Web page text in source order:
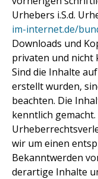
Urhebers i.S.d.
im-internet.de/
Downloads und
privaten und nicht
Sind die Inhalte
erstellt wurden,
beachten. Die
kenntlich
wir um einen
Bekanntwerden
derartige Inhalte